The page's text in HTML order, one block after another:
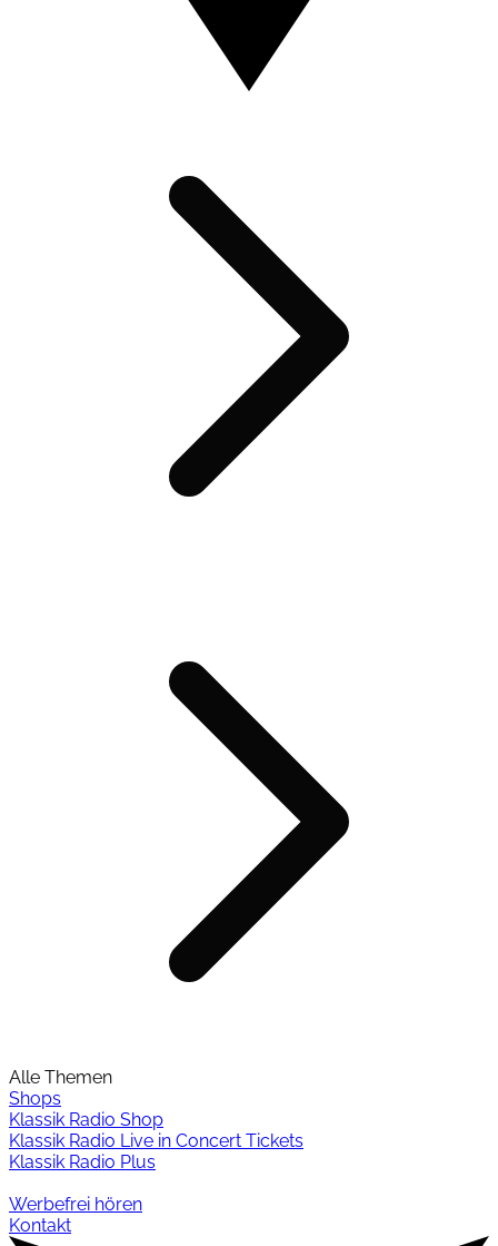
Alle Themen
Shops
Klassik Radio Shop
Klassik Radio Live in Concert Tickets
Klassik Radio Plus
Werbefrei hören
Kontakt